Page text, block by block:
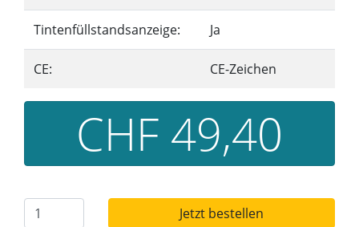
Tintenfüllstandsanzeige: Ja
CE: CE-Zeichen
CHF 49,40
Jetzt bestellen